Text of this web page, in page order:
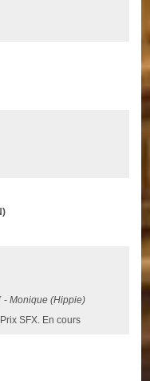
-Monique (Hippie)
SFX. En cours